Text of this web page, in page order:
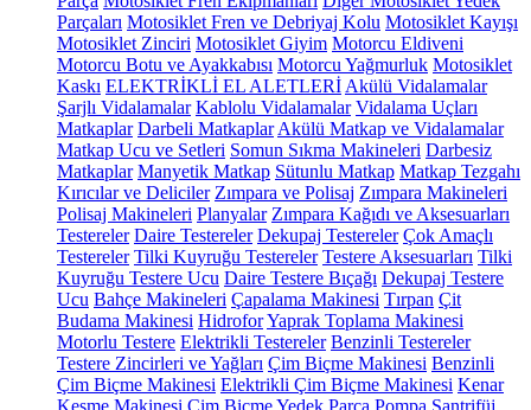
Parçaları Motosiklet Fren ve Debriyaj Kolu Motosiklet Kayışı
Motosiklet Zinciri Motosiklet Giyim Motorcu Eldiveni
Motorcu Botu ve Ayakkabısı Motorcu Yağmurluk Motosiklet
Kaskı ELEKTRİKLİ EL ALETLERİ Akülü Vidalamalar
Şarjlı Vidalamalar Kablolu Vidalamalar Vidalama Uçları
Matkaplar Darbeli Matkaplar Akülü Matkap ve Vidalamalar
Matkap Ucu ve Setleri Somun Sıkma Makineleri Darbesiz
Matkaplar Manyetik Matkap Sütunlu Matkap Matkap Tezgahı
Kırıcılar ve Deliciler Zımpara ve Polisaj Zımpara Makineleri
Polisaj Makineleri Planyalar Zımpara Kağıdı ve Aksesuarları
Testereler Daire Testereler Dekupaj Testereler Çok Amaçlı
Testereler Tilki Kuyruğu Testereler Testere Aksesuarları Tilki
Kuyruğu Testere Ucu Daire Testere Bıçağı Dekupaj Testere
Ucu Bahçe Makineleri Çapalama Makinesi Tırpan Çit
Budama Makinesi HidroforYaprak Toplama Makinesi
Motorlu Testere Elektrikli Testereler Benzinli Testereler
Testere Zincirleri ve Yağları Çim Biçme Makinesi Benzinli
Çim Biçme Makinesi Elektrikli Çim Biçme Makinesi Kenar
Kesme Makinesi Çim Biçme Yedek Parça Pompa Santrifüj